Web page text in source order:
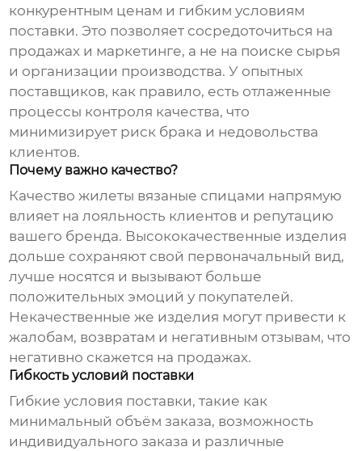
конкурентным ценам и гибким условиям
поставки. Это позволяет сосредоточиться на
продажах и маркетинге, а не на поиске сырья
и организации производства. У опытных
поставщиков, как правило, есть отлаженные
процессы контроля качества, что
минимизирует риск брака и недовольства
клиентов.
Почему важно качество?
Качествожилеты вязаные спицами напрямую
влияет на лояльность клиентов и репутацию
вашего бренда. Высококачественные изделия
дольше сохраняют свой первоначальный вид,
лучше носятся и вызывают больше
положительных эмоций у покупателей.
Некачественные же изделия могут привести к
жалобам, возвратам и негативным отзывам, что
негативно скажется на продажах.
Гибкость условий поставки
Гибкие условия поставки, такие как
минимальный объём заказа, возможность
индивидуального заказа и различные